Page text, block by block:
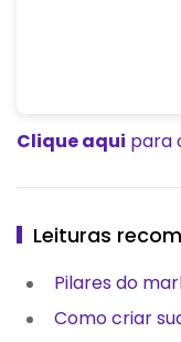
Clique aqui para
Leituras
Pilares do
Como criar